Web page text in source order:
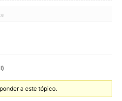
a este tópico.